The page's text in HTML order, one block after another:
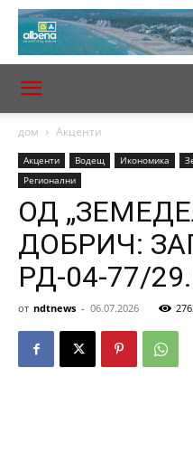
дом Акценти
Акценти Водещ Икономика
Регионални
ОД
ДОБРИЧ:
РД-04-77/
от ndtnews - 06.07.2026